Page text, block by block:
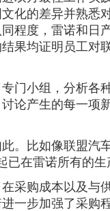
化的差异并熟悉
程度，雷诺和日
果均证明员工对
小组，分析各
论产生的每一项
比如像联盟汽
已在雷诺所有的
购成本以及与
一步加强了采购